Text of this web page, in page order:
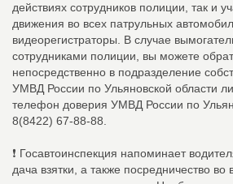
действиях сотрудников полиции, так и
движения во всех патрульных
видеорегистраторы. В случае
сотрудниками полиции, вы можете
непосредственно в подразделение
УМВД России по Ульяновской области
телефон доверия УМВД России по
8(8422) 67-88-88.
❗ Госавтоинспекция напоминает
дача взятки, а также посредничество во